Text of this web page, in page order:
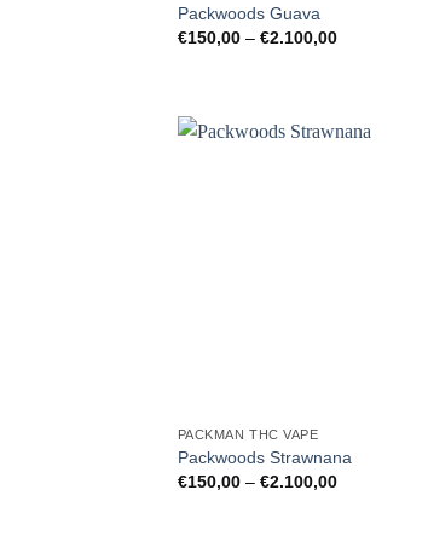
Packwoods Guava
€150,00 – €2.100,00Preisspanne:
PACKMAN THC VAPE
Packwoods Strawnana
€150,00 – €2.100,00Preisspanne: